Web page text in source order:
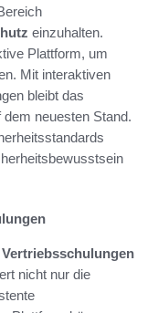
einzuhalten.
Plattform, um
Mit interaktiven
bleibt das
neuesten Stand.
Vertriebsschulungen
nicht nur die